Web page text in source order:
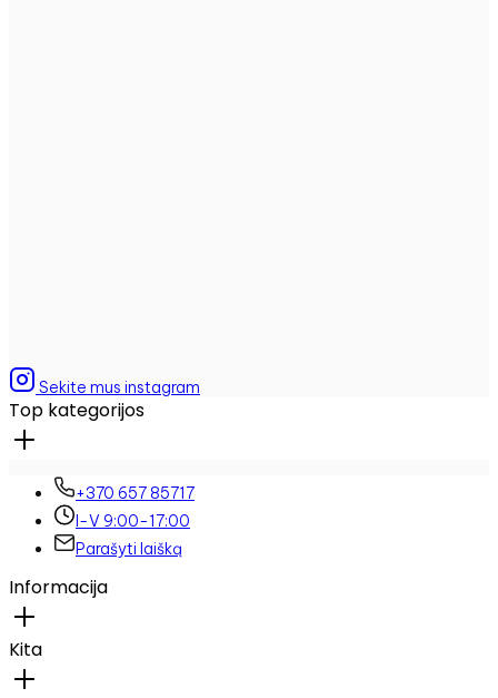
Sekite mus instagram
Top kategorijos
+370 657 85717
I-V 9:00-17:00
Parašyti laišką
Informacija
Kita